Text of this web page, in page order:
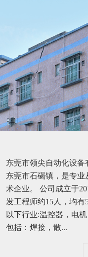
东莞市领尖自动化设
东莞市石碣镇，是专
术企业。 公司成立于
发工程师约15人，均
以下行业:温控器，电
包括：焊接，散...